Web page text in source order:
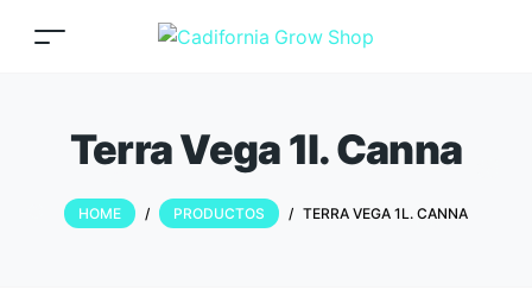
Terra Vega 1l. Canna
HOME / PRODUCTOS / TERRA VEGA 1L. CANNA